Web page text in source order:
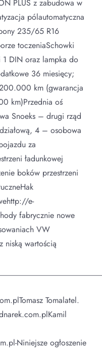
PLUS z zabudowa w
pólautomatyczna
235/65 R16
toczeniaSchowki
1 DIN oraz lampka do
36 miesięcy;
km (gwarancja
km)Przednia oś
Snoeks – drugi rząd
4 – osobowa
za
ładunkowej
boków przestrzeni
e-
fabrycznie nowe
VW
niską wartością
Tomalatel.
Niniejsze ogłoszenie